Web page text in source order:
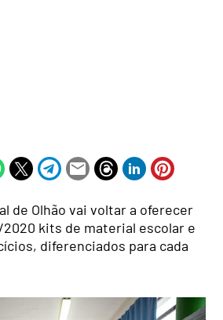
de Olhão vai voltar a oferecer
2020 kits de material escolar e
diferenciados para cada